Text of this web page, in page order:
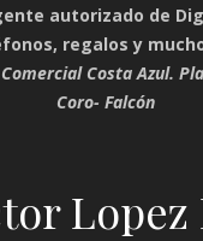
autorizado de
regalos y
Costa Azul.
Coro- Falcón
Lopez